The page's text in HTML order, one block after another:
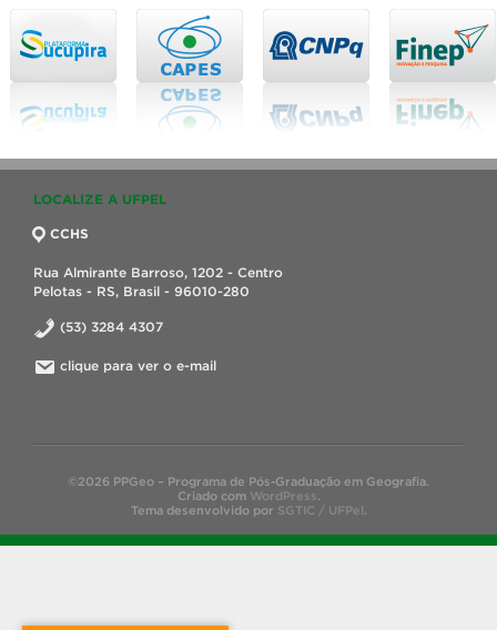
LOCALIZE A UFPEL
CCHS
Rua Almirante Barroso, 1202 - Centro
Pelotas - RS, Brasil - 96010-280
(53) 3284 4307
clique para ver o e-mail
©2026 PPGeo – Programa de Pós-Graduação em Geografia.
Criado com WordPress.
Tema desenvolvido por SGTIC / UFPel.